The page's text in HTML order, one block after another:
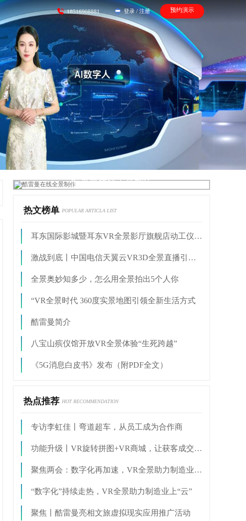
18516908881 登录 / 注册 预约演示
酷雷曼在线全景制作
热文榜单 POPULAR ARTICLA LIST
耳东国际影城暨耳东VR全景影厅旗舰店动工仪式盛大举行
激战到底丨中国电信天翼云VR3D全景直播引燃拳击热火
全景奥妙知多少，怎么用全景拍出5个人你
“VR全景时代 360度实景地图引领全新生活方式
酷雷曼简介
八宝山殡仪馆开放VR全景体验“生死跨越”
《5G消息白皮书》发布（附PDF全文）
热点推荐 HOT RECOMMENDATION
专访李虹佳丨弯道超车，从员工成为合作商
功能升级丨VR旋转拼图+VR商城，让获客成交更简单！
聚焦两会：数字化再加速，VR全景助力制造业转型
“数字化”持续走热，VR全景助力制造业上“云”
聚焦丨酷雷曼亮相文旅虚拟现实应用推广活动